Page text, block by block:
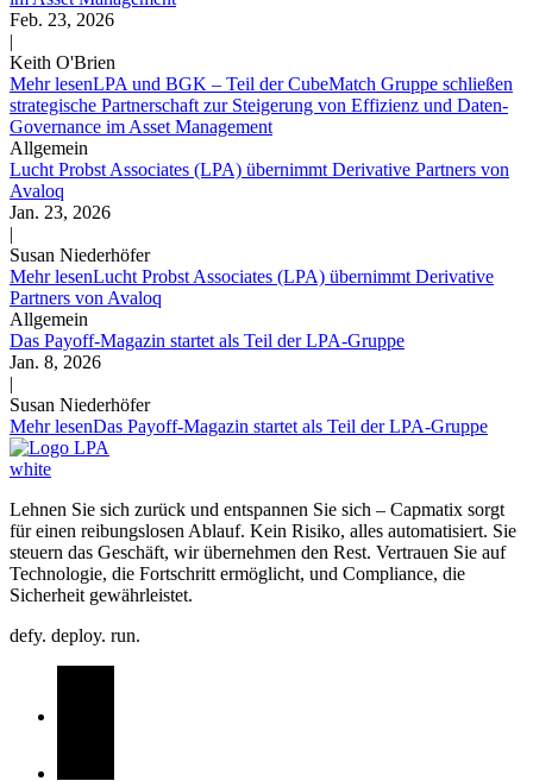
Feb. 23, 2026
|
Keith O'Brien
Mehr lesenLPA und BGK – Teil der CubeMatch Gruppe schließen
strategische Partnerschaft zur Steigerung von Effizienz und Daten-
Governance im Asset Management
Allgemein
Lucht Probst Associates (LPA) übernimmt Derivative Partners von
Avaloq
Jan. 23, 2026
|
Susan Niederhöfer
Mehr lesenLucht Probst Associates (LPA) übernimmt Derivative
Partners von Avaloq
Allgemein
Das Payoff-Magazin startet als Teil der LPA-Gruppe
Jan. 8, 2026
|
Susan Niederhöfer
Mehr lesenDas Payoff-Magazin startet als Teil der LPA-Gruppe
Lehnen Sie sich zurück und entspannen Sie sich – Capmatix sorgt
für einen reibungslosen Ablauf. Kein Risiko, alles automatisiert. Sie
steuern das Geschäft, wir übernehmen den Rest. Vertrauen Sie auf
Technologie, die Fortschritt ermöglicht, und Compliance, die
Sicherheit gewährleistet.
defy. deploy. run.